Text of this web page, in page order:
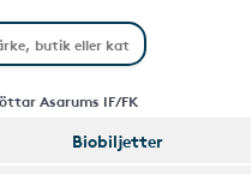
Asarums IF/FK
Biobiljetter